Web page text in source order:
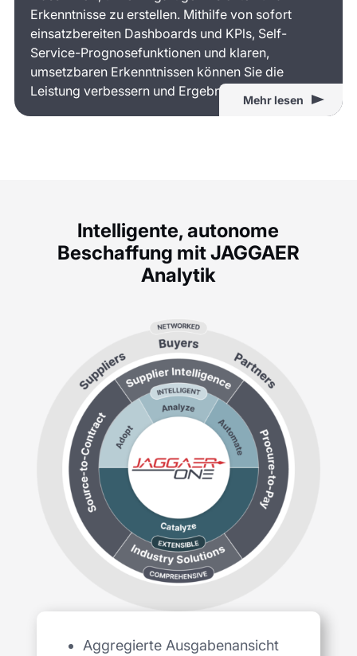
Erkenntnisse zu erstellen. Mithilfe von sofort
einsatzbereiten Dashboards und KPls, Self-
Service-Prognosefunktionen und klaren,
umsetzbaren Erkenntnissen können Sie die
Leistung verbessern und Ergebnisse erzielen.
Mehr lesen
Intelligente, autonome
Beschaffung mit JAGGAER
Analytik
Aggregierte Ausgabenansicht